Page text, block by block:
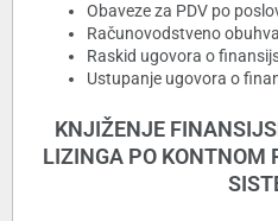
Obaveze za PDV po
Računovodstveno
Raskid ugovora o
Ustupanje ugovora o
KNJIŽENJE
LIZINGA PO KONTNOM